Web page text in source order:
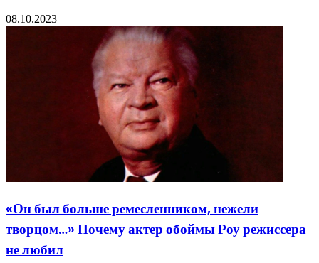
08.10.2023
«Он был больше ремесленником, нежели
творцом…» Почему актер обоймы Роу режиссера
не любил